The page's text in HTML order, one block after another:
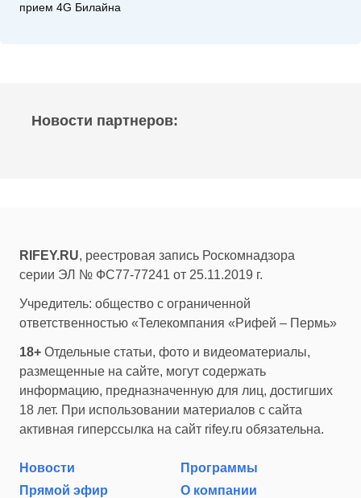
прием 4G Билайна
Новости партнеров:
RIFEY.RU, реестровая запись Роскомнадзора
серии ЭЛ № ФС77-77241 от 25.11.2019 г.
Учредитель: общество с ограниченной
ответственностью «Телекомпания «Рифей – Пермь»
18+ Отдельные статьи, фото и видеоматериалы,
размещенные на сайте, могут содержать
информацию, предназначенную для лиц, достигших
18 лет. При использовании материалов с сайта
активная гиперссылка на сайт rifey.ru обязательна.
Новости
Программы
Прямой эфир
О компании